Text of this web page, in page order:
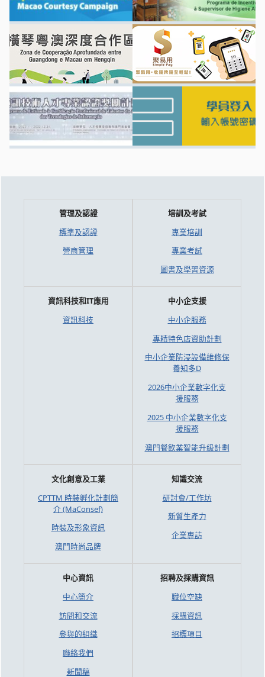
管理及認證
標準及認證
營商管理
培訓及考試
專業培訓
專業考試
圖書及學習資源
資訊科技和IT應用
資訊科技
中小企支援
中小企服務
專精特色店資助計劃
中小企業防浸設備維修保
養知多D
2026中小企業數字化支
援服務
2025 中小企業數字化支
援服務
澳門餐飲業智能升級計劃
文化創意及工業
CPTTM 時裝孵化計劃簡
介 (MaConsef)
時裝及形象資訊
澳門時尚品牌
知識交流
研討會/工作坊
新質生產力
企業專訪
中心資訊
中心簡介
訪問和交流
參與的組織
聯絡我們
新聞稿
招聘及採購資訊
職位空缺
採購資訊
招標項目